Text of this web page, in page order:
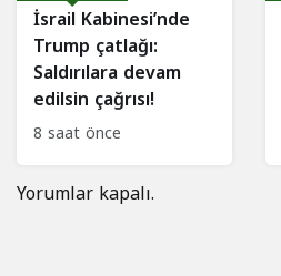
İsrail Kabinesi’nde
Trump çatlağı:
Saldırılara devam
edilsin çağrısı!
8 saat önce
Yorumlar kapalı.